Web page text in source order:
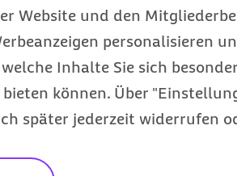
Website und den
personalisieren
Inhalte Sie sich
können. Über
später jederzeit widerrufen
könnten